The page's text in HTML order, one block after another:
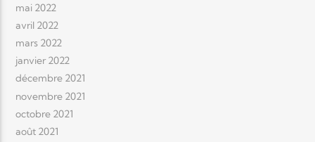
mai 2022
avril 2022
mars 2022
janvier 2022
décembre 2021
novembre 2021
octobre 2021
août 2021